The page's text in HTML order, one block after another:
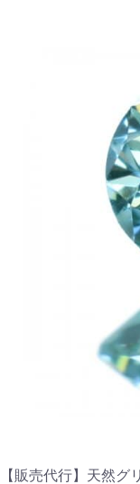
【販売代行】天然グ